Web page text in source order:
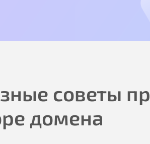
советы
домена